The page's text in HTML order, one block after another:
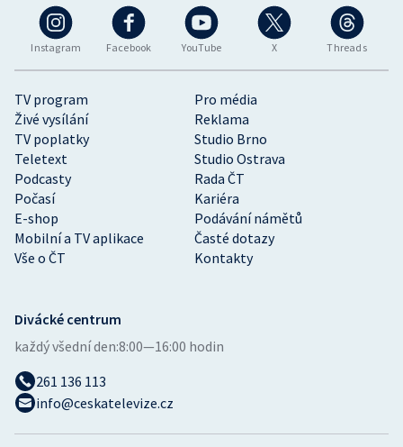
Instagram Facebook YouTube X Threads
TV program
Pro média
Živé vysílání
Reklama
TV poplatky
Studio Brno
Teletext
Studio Ostrava
Podcasty
Rada ČT
Počasí
Kariéra
E-shop
Podávání námětů
Mobilní a TV aplikace
Časté dotazy
Vše o ČT
Kontakty
Divácké centrum
každý všední den:8:00—16:00 hodin
261 136 113
info@ceskatelevize.cz